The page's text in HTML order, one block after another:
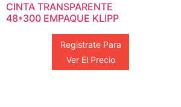
CINTA TRANSPARENTE
48*300 EMPAQUE KLIPP
Registrate Para
Ver El Precio